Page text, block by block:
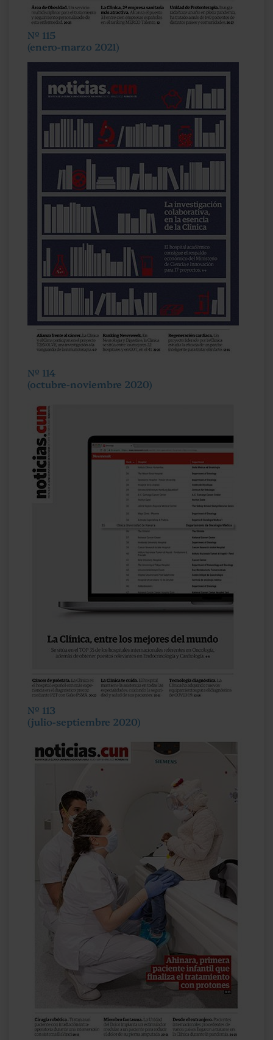
Nº 115
(enero-marzo 2021)
Nº 114
(octubre-noviembre 2020)
Nº 113
(julio-septiembre 2020)